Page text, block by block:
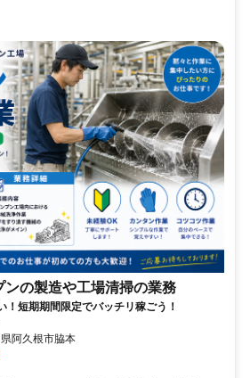
ンの製造や工場清掃の業務
！短期期間限定でバッチリ稼ごう！
阿久根市脇本